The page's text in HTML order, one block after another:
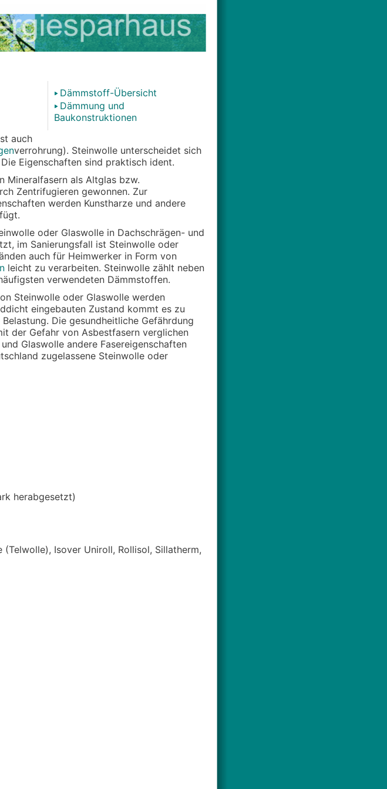
Dämmstoff-Übersicht
Dämmung und
Baukonstruktionen
auch
verrohrung). Steinwolle unterscheidet sich
Eigenschaften sind praktisch ident.
Mineralfasern als Altglas bzw.
Zentrifugieren gewonnen. Zur
werden Kunstharze und andere
oder Glaswolle in Dachschrägen- und
im Sanierungsfall ist Steinwolle oder
auch für Heimwerker in Form von
leicht zu verarbeiten. Steinwolle zählt neben
verwendeten Dämmstoffen.
Steinwolle oder Glaswolle werden
eingebauten Zustand kommt es zu
Die gesundheitliche Gefährdung
der Gefahr von Asbestfasern verglichen
Glaswolle andere Fasereigenschaften
zugelassene Steinwolle oder
herabgesetzt)
(Telwolle), Isover Uniroll, Rollisol, Sillatherm,